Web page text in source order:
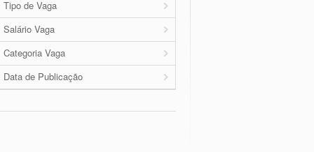
Tipo de Vaga
Salário Vaga
Categoria Vaga
Data de Publicação